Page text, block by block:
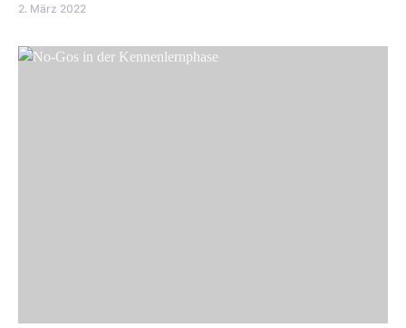
2. März 2022